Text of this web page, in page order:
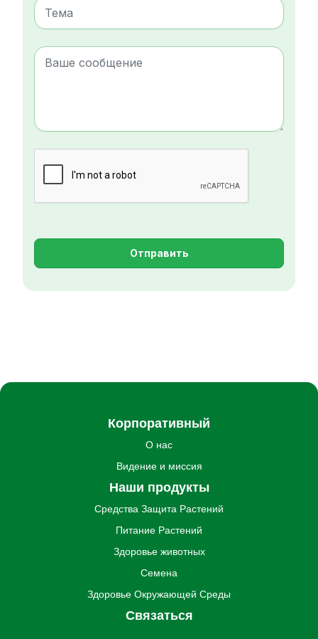
Отправить
Корпоративный
О нас
Видение и миссия
Наши продукты
Средства Защита Pастений
Питание Pастений
Здоровье животных
Семена
Здоровье Oкружающей Cреды
Связаться